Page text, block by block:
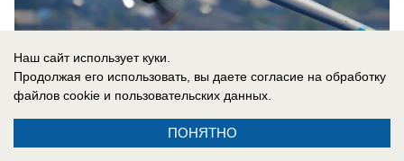
06.08.2026 0
Наш сайт использует куки.
Продолжая его использовать, вы даете согласие на обработку
файлов cookie и пользовательских данных.
ПОНЯТНО